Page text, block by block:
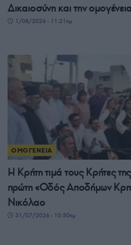
Δικαιοσύνη και την ομογένεια
1/08/2026 - 11:21πμ
ΟΜΟΓΕΝΕΙΑ
Η Κρήτη τιμά τους Κρήτες
πρώτη «Οδός Αποδήμων
Νικόλαο
31/07/2026 - 10:50πμ